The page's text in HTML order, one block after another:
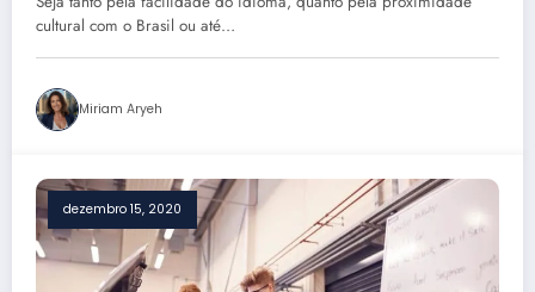
cultural com o Brasil ou até…
Miriam Aryeh
dezembro 15, 2020